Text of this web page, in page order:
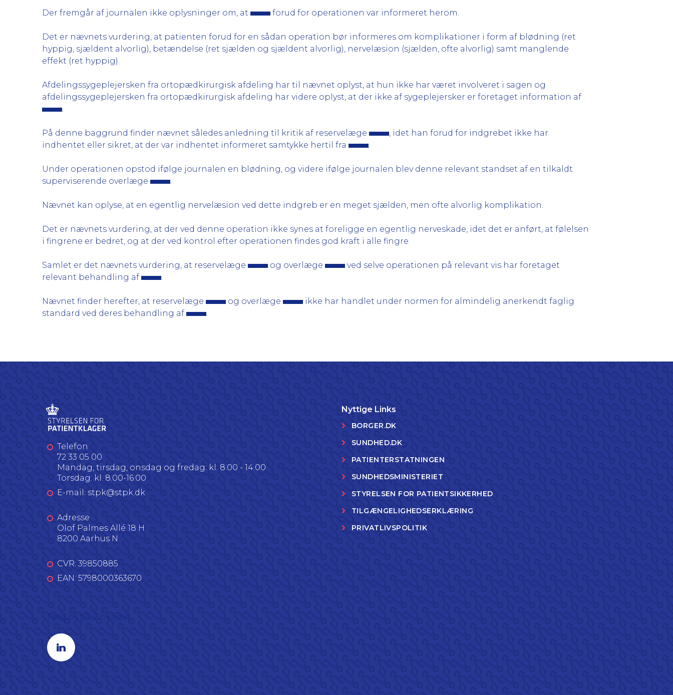
Der fremgår af journalen ikke oplysninger om, at forud for operationen var informeret herom.
Det er nævnets vurdering, at patienten forud for en sådan operation bør informeres om komplikationer i form af blødning (ret
hyppig, sjældent alvorlig), betændelse (ret sjælden og sjældent alvorlig), nervelæsion (sjælden, ofte alvorlig) samt manglende
effekt (ret hyppig).
Afdelingssygeplejersken fra ortopædkirurgisk afdeling har til nævnet oplyst, at hun ikke har været involveret i sagen og
afdelingssygeplejersken fra ortopædkirurgisk afdeling har videre oplyst, at der ikke af sygeplejersker er foretaget information af
.
På denne baggrund finder nævnet således anledning til kritik af reservelæge
, idet han forud for indgrebet ikke har
indhentet eller sikret, at der var indhentet informeret samtykke hertil fra
.
Under operationen opstod ifølge journalen en blødning, og videre ifølge journalen blev denne relevant standset af en tilkaldt
superviserende overlæge
.
Nævnet kan oplyse, at en egentlig nervelæsion ved dette indgreb er en meget sjælden, men ofte alvorlig komplikation.
Det er nævnets vurdering, at der ved denne operation ikke synes at foreligge en egentlig nerveskade, idet det er anført, at følelsen
i fingrene er bedret, og at der ved kontrol efter operationen findes god kraft i alle fingre.
Samlet er det nævnets vurdering, at reservelæge og overlæge
ved selve operationen på relevant vis har foretaget
relevant behandling af
.
Nævnet finder herefter, at reservelæge og overlæge
ikke har handlet under normen for almindelig anerkendt faglig
standard ved deres behandling af
.
Telefon
72 33 05 00
Mandag, tirsdag, onsdag og fredag: kl. 8.00 - 14.00
Torsdag: kl. 8.00-16.00
E-mail: stpk@stpk.dk
Adresse
Olof Palmes Allé 18 H
8200 Aarhus N
CVR: 39850885
EAN: 5798000363670
Linkedin profil
Nyttige Links
BORGER.DK
SUNDHED.DK
PATIENTERSTATNINGEN
SUNDHEDSMINISTERIET
STYRELSEN FOR PATIENTSIKKERHED
TILGÆNGELIGHEDSERKLÆRING
PRIVATLIVSPOLITIK